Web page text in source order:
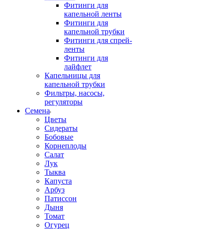
Фитинги для
капельной ленты
Фитинги для
капельной трубки
Фитинги для спрей-
ленты
Фитинги для
лайфлет
Капельницы для
капельной трубки
Фильтры, насосы,
регуляторы
Семена
Цветы
Сидераты
Бобовые
Корнеплоды
Салат
Лук
Тыква
Капуста
Арбуз
Патиссон
Дыня
Томат
Огурец